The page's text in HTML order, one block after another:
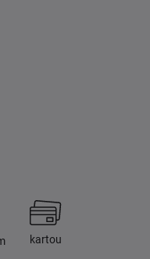
kartou